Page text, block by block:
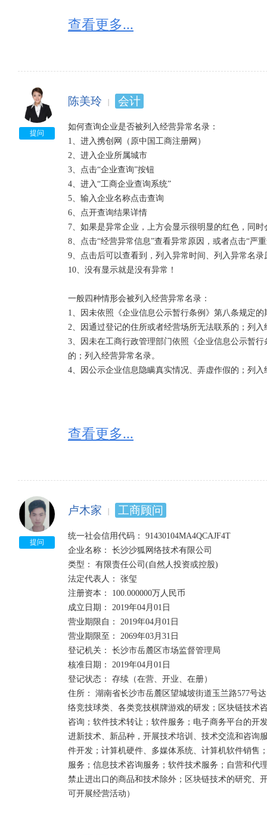
查看更多...
提问
陈美玲 会计
如何查询企业是否被列入经营异常名录：
1、进入携创网（原中国工商注册网）
2、进入企业所属城市
3、点击“企业查询”按钮
4、进入“工商企业查询系统”
5、输入企业名称点击查询
6、点开查询结果详情
7、如果是异常企业，上方会显示很明显的红色，同
8、点击“经营异常信息”查看异常原因，或者点击“严
9、点击后可以查看到，列入异常时间、列入异常名
10、没有显示就是没有异常！
一般四种情形会被列入经营异常名录：
1、因未依照《企业信息公示暂行条例》第八条规定
2、因通过登记的住所或者经营场所无法联系的；列入
3、因未在工商行政管理部门依照《企业信息公示暂
的；列入经营异常名录。
4、因公示企业信息隐瞒真实情况、弄虚作假的；列入
查看更多...
提问
卢木家 工商顾问
统一社会信用代码： 91430104MA4QCAJF4T
企业名称： 长沙沙狐网络技术有限公司
类型： 有限责任公司(自然人投资或控股)
法定代表人： 张玺
注册资本： 100.000000万人民币
成立日期： 2019年04月01日
营业期限自： 2019年04月01日
营业期限至： 2069年03月31日
登记机关： 长沙市岳麓区市场监督管理局
核准日期： 2019年04月01日
登记状态： 存续（在营、开业、在册）
住所： 湖南省长沙市岳麓区望城坡街道玉兰路577号
络竞技球类、各类竞技棋牌游戏的研发；区块链技术
咨询；软件技术转让；软件服务；电子商务平台的开
进新技术、新品种，开展技术培训、技术交流和咨询
件开发；计算机硬件、多媒体系统、计算机软件销售
服务；信息技术咨询服务；软件技术服务；自营和代
禁止进出口的商品和技术除外；区块链技术的研究、
可开展经营活动）